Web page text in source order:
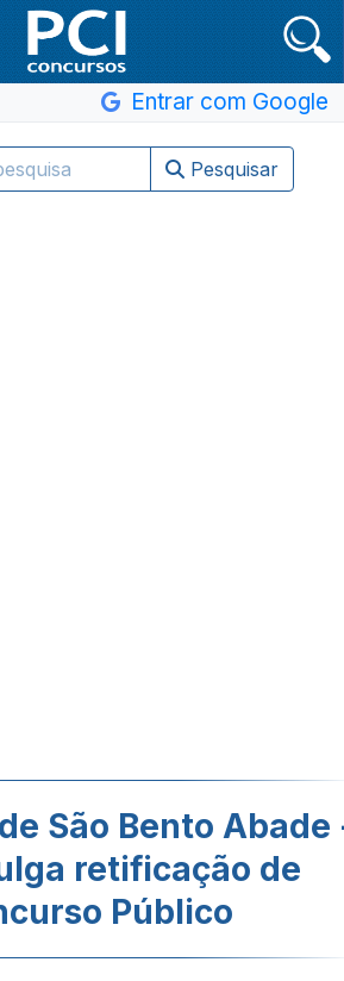
Entrar com Google
Pesquisar
São Bento Abade
retificação de
Público